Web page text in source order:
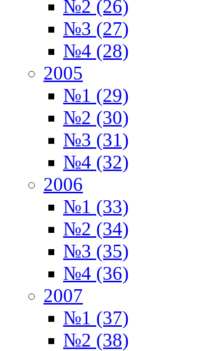
№2 (26)
№3 (27)
№4 (28)
2005
№1 (29)
№2 (30)
№3 (31)
№4 (32)
2006
№1 (33)
№2 (34)
№3 (35)
№4 (36)
2007
№1 (37)
№2 (38)